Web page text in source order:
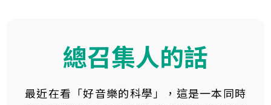
總召集人的話
最近在看「好音樂的科學」，這是一本同時